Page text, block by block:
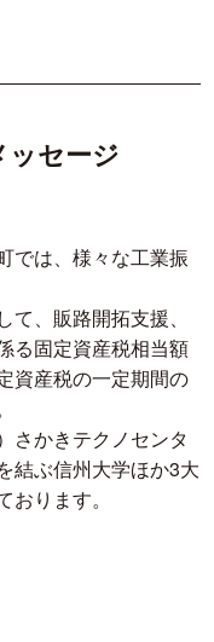
ッセージ
では、様々な工業振
、販路開拓支援、
る固定資産税相当額
資産税の一定期間の
さかきテクノセンタ
結ぶ信州大学ほか3大
ります。